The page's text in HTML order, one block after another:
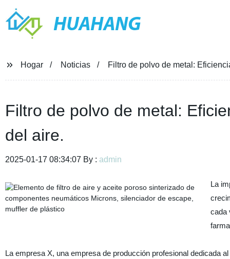
HUAHANG
Hogar Noticias Filtro de polvo de metal:
Filtro de polvo de metal:
del aire.
2025-01-17 08:34:07 By : admin
La
cada
La empresa X, una empresa de producción profesional dedicada